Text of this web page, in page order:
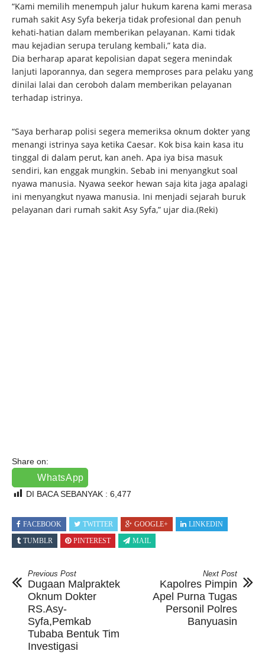
“Kami memilih menempuh jalur hukum karena kami merasa
rumah sakit Asy Syfa bekerja tidak profesional dan penuh
kehati-hatian dalam memberikan pelayanan. Kami tidak
mau kejadian serupa terulang kembali,” kata dia.
Dia berharap aparat kepolisian dapat segera menindak
lanjuti laporannya, dan segera memproses para pelaku yang
dinilai lalai dan ceroboh dalam memberikan pelayanan
terhadap istrinya.
“Saya berharap polisi segera memeriksa oknum dokter yang
menangi istrinya saya ketika Caesar. Kok bisa kain kasa itu
tinggal di dalam perut, kan aneh. Apa iya bisa masuk
sendiri, kan enggak mungkin. Sebab ini menyangkut soal
nyawa manusia. Nyawa seekor hewan saja kita jaga apalagi
ini menyangkut nyawa manusia. Ini menjadi sejarah buruk
pelayanan dari rumah sakit Asy Syfa,” ujar dia.(Reki)
Share on:
WhatsApp
DI BACA SEBANYAK : 6,477
FACEBOOK TWITTER GOOGLE+
LINKEDIN
TUMBLR
PINTEREST MAIL
Previous Post
Dugaan Malpraktek
Oknum Dokter
RS.Asy-
Syfa,Pemkab
Tubaba Bentuk Tim
Investigasi
Next Post
Kapolres Pimpin
Apel Purna Tugas
Personil Polres
Banyuasin